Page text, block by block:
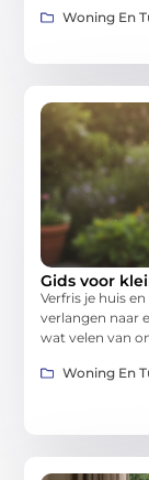
Woning En
Gids voor
Verfris je huis
verlangen naar
wat velen van
Woning En